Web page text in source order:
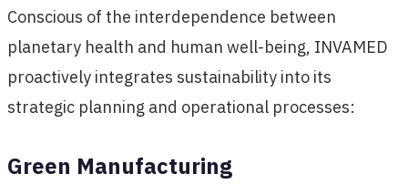
Conscious of the interdependence between
planetary health and human well-being, INVAMED
proactively integrates sustainability into its
strategic planning and operational processes:
Green Manufacturing